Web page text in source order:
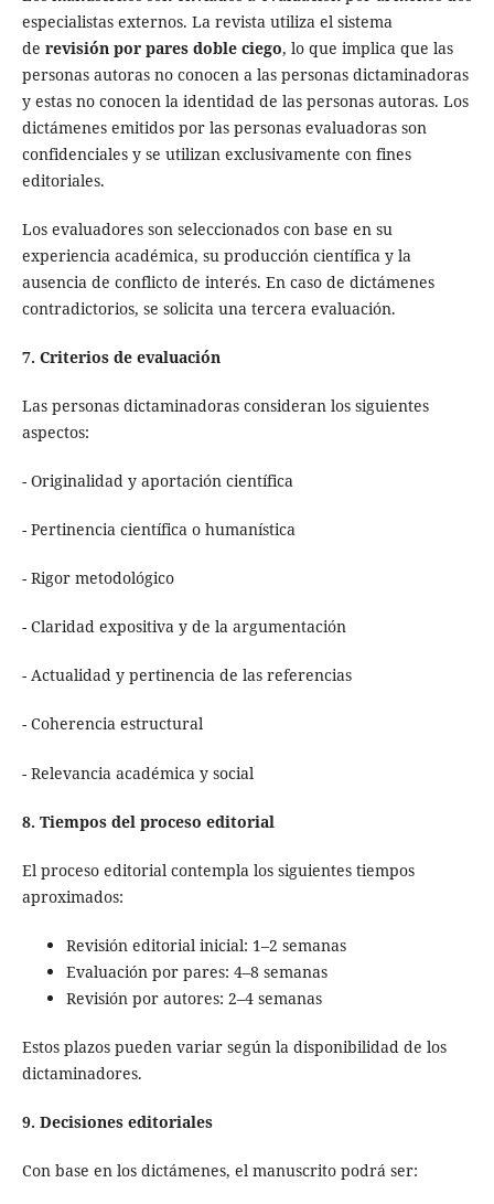
especialistas externos. La revista utiliza el sistema
de revisión por pares doble ciego, lo que implica que las
personas autoras no conocen a las personas dictaminadoras
y estas no conocen la identidad de las personas autoras. Los
dictámenes emitidos por las personas evaluadoras son
confidenciales y se utilizan exclusivamente con fines
editoriales.
Los evaluadores son seleccionados con base en su
experiencia académica, su producción científica y la
ausencia de conflicto de interés. En caso de dictámenes
contradictorios, se solicita una tercera evaluación.
7. Criterios de evaluación
Las personas dictaminadoras consideran los siguientes
aspectos:
- Originalidad y aportación científica
- Pertinencia científica o humanística
- Rigor metodológico
- Claridad expositiva y de la argumentación
- Actualidad y pertinencia de las referencias
- Coherencia estructural
- Relevancia académica y social
8. Tiempos del proceso editorial
El proceso editorial contempla los siguientes tiempos
aproximados:
Revisión editorial inicial: 1–2 semanas
Evaluación por pares: 4–8 semanas
Revisión por autores: 2–4 semanas
Estos plazos pueden variar según la disponibilidad de los
dictaminadores.
9. Decisiones editoriales
Con base en los dictámenes, el manuscrito podrá ser: